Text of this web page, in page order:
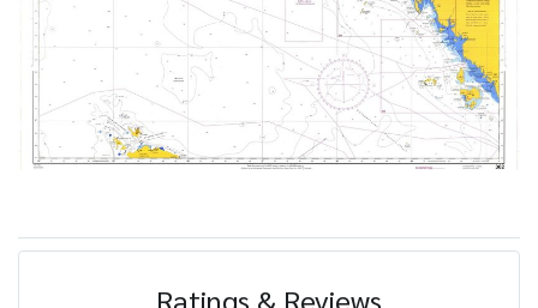
Ratings & Reviews